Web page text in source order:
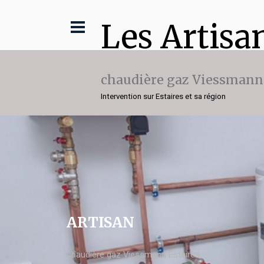
Les
chaudière gaz Viessmann
Intervention sur Estaires et sa région
ARTISAN
chaudière gaz Viessmann Estaires